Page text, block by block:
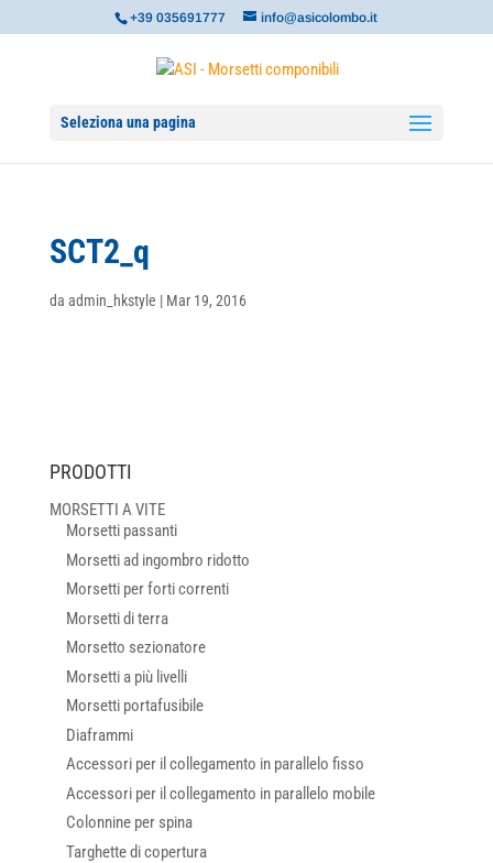
+39 035691777 info@asicolombo.it
Seleziona una pagina
SCT2_q
da admin_hkstyle | Mar 19, 2016
PRODOTTI
MORSETTI A VITE
Morsetti passanti
Morsetti ad ingombro ridotto
Morsetti per forti correnti
Morsetti di terra
Morsetto sezionatore
Morsetti a più livelli
Morsetti portafusibile
Diaframmi
Accessori per il collegamento in parallelo fisso
Accessori per il collegamento in parallelo mobile
Colonnine per spina
Targhette di copertura